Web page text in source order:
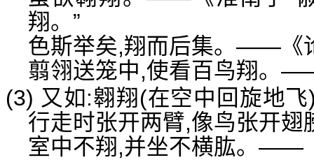
翔。”
色斯举矣,翔而后集。——《
翦翎送笼中,使看百鸟翔。
(3) 又如:翱翔(在空中回旋地
行走时张开两臂,像鸟张开翅
室中不翔,并坐不横肱。——